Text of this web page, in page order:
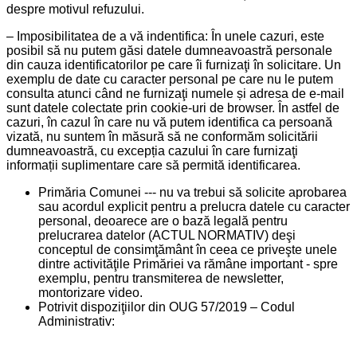
despre motivul refuzului.
– Imposibilitatea de a vă indentifica: În unele cazuri, este
posibil să nu putem găsi datele dumneavoastră personale
din cauza identificatorilor pe care îi furnizaţi în solicitare. Un
exemplu de date cu caracter personal pe care nu le putem
consulta atunci când ne furnizaţi numele și adresa de e-mail
sunt datele colectate prin cookie-uri de browser. În astfel de
cazuri, în cazul în care nu vă putem identifica ca persoană
vizată, nu suntem în măsură să ne conformăm solicitării
dumneavoastră, cu excepția cazului în care furnizaţi
informații suplimentare care să permită identificarea.
Primăria Comunei --- nu va trebui să solicite aprobarea
sau acordul explicit pentru a prelucra datele cu caracter
personal, deoarece are o bază legală pentru
prelucrarea datelor (ACTUL NORMATIV) deşi
conceptul de consimţământ în ceea ce priveşte unele
dintre activităţile Primăriei va rămâne important - spre
exemplu, pentru transmiterea de newsletter,
montorizare video.
Potrivit dispoziţiilor din OUG 57/2019 – Codul
Administrativ: